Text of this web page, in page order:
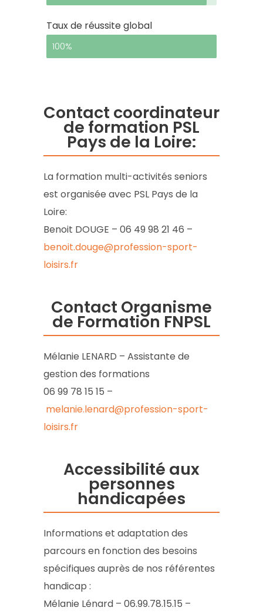
Taux de réussite global
100%
Contact coordinateur
de formation PSL
Pays de la Loire:
La formation multi-activités seniors
est organisée avec PSL Pays de la
Loire:
Benoit DOUGE – 06 49 98 21 46 –
benoit.douge@profession-sport-
loisirs.fr
Contact Organisme
de Formation FNPSL
Mélanie LENARD – Assistante de
gestion des formations
06 99 78 15 15 –
melanie.lenard@profession-sport-
loisirs.fr
Accessibilité aux
personnes
handicapées
Informations et adaptation des
parcours en fonction des besoins
spécifiques auprès de nos référentes
handicap :
Mélanie Lénard – 06.99.78.15.15 –